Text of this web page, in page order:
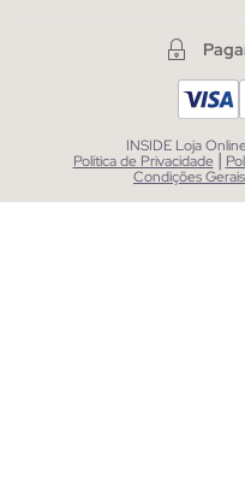
INSIDE Loja
Política de Privacidade |
Condições Gerais